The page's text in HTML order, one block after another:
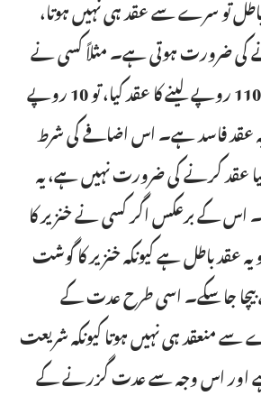
تو سرے سے عقد ہی نہیں ہوتا،
کی ضرورت ہوتی ہے۔ مثلاً کسی نے
100 روپے دے کر 110 روپے لینے کا عقد کیا، تو 10 روپے
یہ عقد فاسد ہے۔ اس اضافے کی شرط
عقد کرنے کی ضرورت نہیں ہے، یہ
اس کے برعکس اگر کسی نے خنزیر کا
عقد باطل ہے کیونکہ خنزیر کا گوشت
جاسکے۔ اسی طرح عدت کے
منعقد ہی نہیں ہوتا کیونکہ شریعت
اور اس وجہ سے عدت گزرنے کے